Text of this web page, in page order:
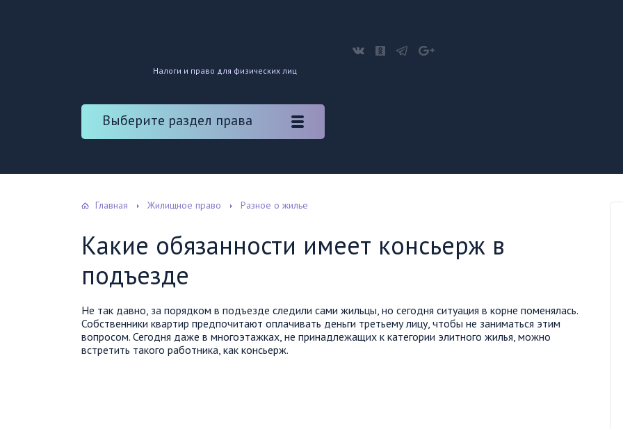
Налоги и право для физических лиц
Выберите раздел права
Главная Жилищное право Разное о жилье
Какие обязанности имеет консьерж в
подъезде
Не так давно, за порядком в подъезде следили сами жильцы, но сегодня ситуация в корне поменялась.
Собственники квартир предпочитают оплачивать деньги третьему лицу, чтобы не заниматься этим
вопросом. Сегодня даже в многоэтажках, не принадлежащих к категории элитного жилья, можно
встретить такого работника, как консьерж.